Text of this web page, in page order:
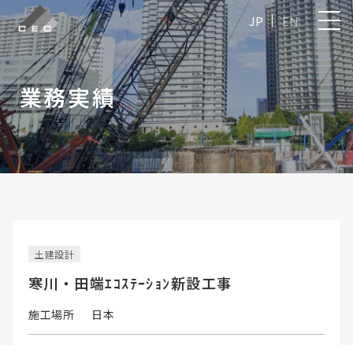
EN
JP
業務実績
土建設計
寒川・田端ｴｺｽﾃｰｼｮﾝ新設工事
施工場所 日本